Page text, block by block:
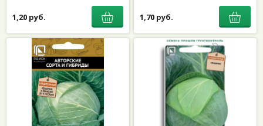
1,20 руб. 1,70 руб.